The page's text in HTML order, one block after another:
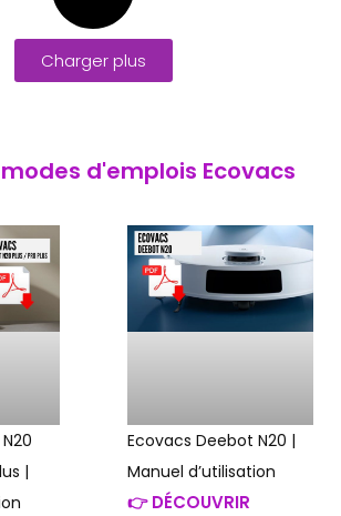
Charger plus
d'emplois Ecovacs
|
Ecovacs Deebot N20 |
Manuel d’utilisation
👉 DÉCOUVRIR